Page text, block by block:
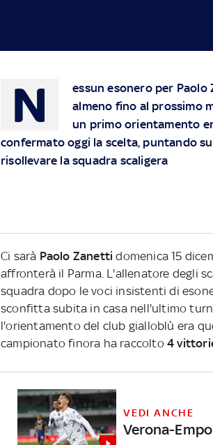
N
essun esonero per
almeno fino al prossimo
un primo orientamento
confermato oggi la scelta, puntando
risollevare la squadra scaligera
Ci sarà Paolo Zanetti domenica 15
affronterà il Parma. L'allenatore degli
squadra dopo le voci insistenti di
sconfitta subita in casa nell'ultimo
l'orientamento del club gialloblù era
campionato finora ha raccolto 4
VEDI ANCHE
Verona-